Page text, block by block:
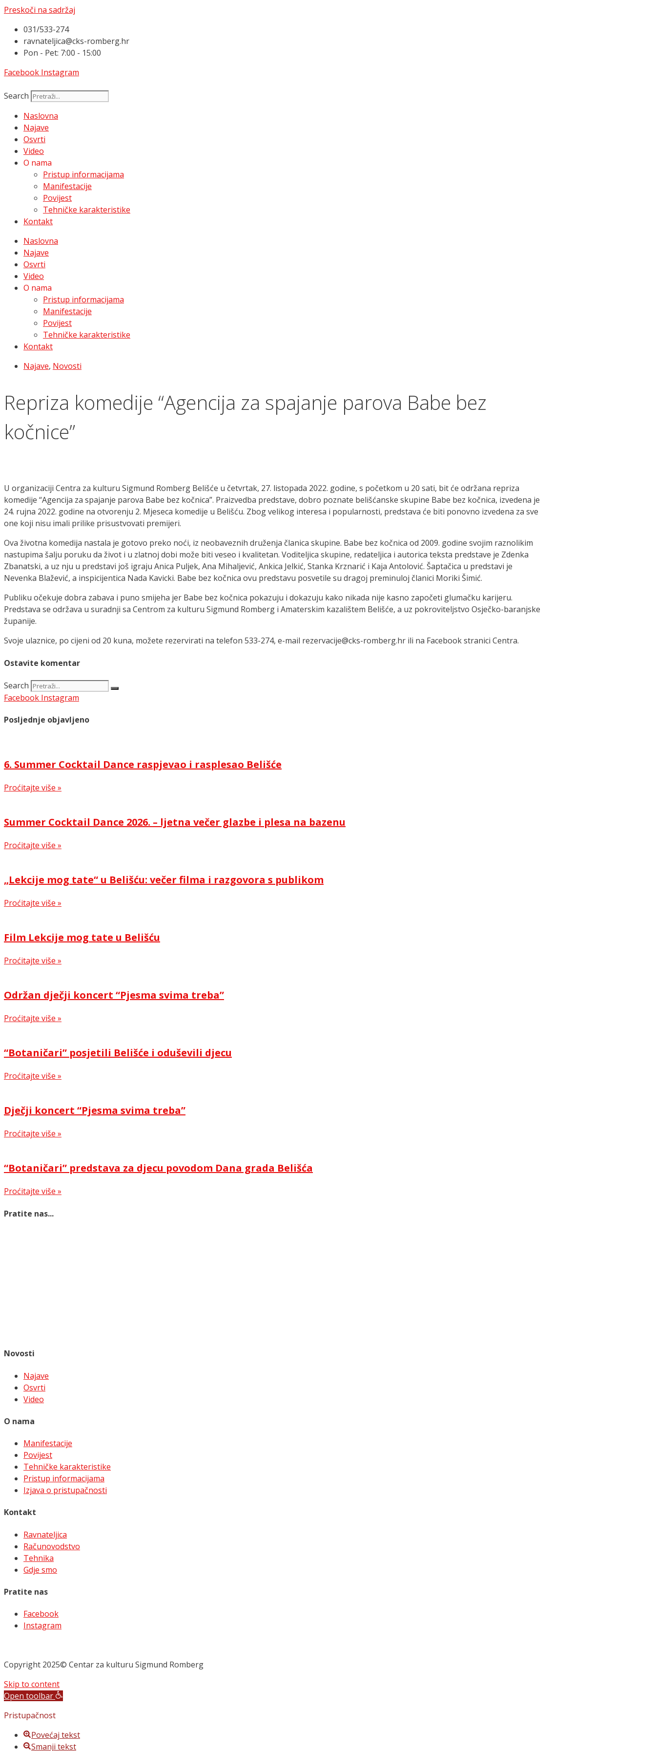
Preskoči na sadržaj
031/533-274
ravnateljica@cks-romberg.hr
Pon - Pet: 7:00 - 15:00
Facebook Instagram
Search
Naslovna
Najave
Osvrti
Video
O nama
Pristup informacijama
Manifestacije
Povijest
Tehničke karakteristike
Kontakt
Naslovna
Najave
Osvrti
Video
O nama
Pristup informacijama
Manifestacije
Povijest
Tehničke karakteristike
Kontakt
Najave, Novosti
Repriza komedije “Agencija za spajanje parova Babe bez
kočnice”
U organizaciji Centra za kulturu Sigmund Romberg Belišće u četvrtak, 27. listopada 2022. godine, s početkom u 20 sati, bit će održana repriza
komedije “Agencija za spajanje parova Babe bez kočnica”. Praizvedba predstave, dobro poznate belišćanske skupine Babe bez kočnica, izvedena je
24. rujna 2022. godine na otvorenju 2. Mjeseca komedije u Belišću. Zbog velikog interesa i popularnosti, predstava će biti ponovno izvedena za sve
one koji nisu imali prilike prisustvovati premijeri.
Ova životna komedija nastala je gotovo preko noći, iz neobaveznih druženja članica skupine. Babe bez kočnica od 2009. godine svojim raznolikim
nastupima šalju poruku da život i u zlatnoj dobi može biti veseo i kvalitetan. Voditeljica skupine, redateljica i autorica teksta predstave je Zdenka
Zbanatski, a uz nju u predstavi još igraju Anica Puljek, Ana Mihaljević, Ankica Jelkić, Stanka Krznarić i Kaja Antolović. Šaptačica u predstavi je
Nevenka Blažević, a inspicijentica Nada Kavicki. Babe bez kočnica ovu predstavu posvetile su dragoj preminuloj članici Moriki Šimić.
Publiku očekuje dobra zabava i puno smijeha jer Babe bez kočnica pokazuju i dokazuju kako nikada nije kasno započeti glumačku karijeru.
Predstava se održava u suradnji sa Centrom za kulturu Sigmund Romberg i Amaterskim kazalištem Belišće, a uz pokroviteljstvo Osječko-baranjske
županije.
Svoje ulaznice, po cijeni od 20 kuna, možete rezervirati na telefon 533-274, e-mail rezervacije@cks-romberg.hr ili na Facebook stranici Centra.
Ostavite komentar
Search
Facebook Instagram
Posljednje objavljeno
6. Summer Cocktail Dance raspjevao i rasplesao Belišće
Proćitajte više »
Summer Cocktail Dance 2026. – ljetna večer glazbe i plesa na bazenu
Proćitajte više »
„Lekcije mog tate“ u Belišću: večer filma i razgovora s publikom
Proćitajte više »
Film Lekcije mog tate u Belišću
Proćitajte više »
Održan dječji koncert “Pjesma svima treba”
Proćitajte više »
“Botaničari” posjetili Belišće i oduševili djecu
Proćitajte više »
Dječji koncert “Pjesma svima treba”
Proćitajte više »
“Botaničari” predstava za djecu povodom Dana grada Belišća
Proćitajte više »
Pratite nas...
Novosti
Najave
Osvrti
Video
O nama
Manifestacije
Povijest
Tehničke karakteristike
Pristup informacijama
Izjava o pristupačnosti
Kontakt
Ravnateljica
Računovodstvo
Tehnika
Gdje smo
Pratite nas
Facebook
Instagram
Copyright 2025© Centar za kulturu Sigmund Romberg
Skip to content
Open toolbar
Pristupačnost
Povećaj tekst
Smanji tekst